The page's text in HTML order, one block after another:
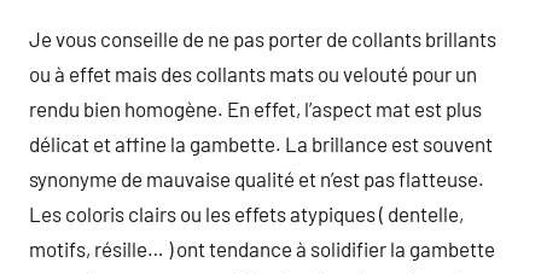
Je vous conseille de ne pas porter de collants brillants
ou à effet mais des collants mats ou velouté pour un
rendu bien homogène. En effet, l’aspect mat est plus
délicat et affine la gambette. La brillance est souvent
synonyme de mauvaise qualité et n’est pas flatteuse.
Les coloris clairs ou les effets atypiques ( dentelle,
motifs, résille… ) ont tendance à solidifier la gambette